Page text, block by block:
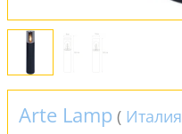
Arte Lamp ( Италия